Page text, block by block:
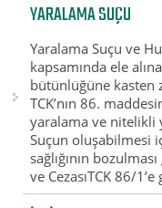
YARALAMA SUÇU
Yaralama Suçu ve
kapsamında ele
bütünlüğüne kasten
TCK’nın 86.
yaralama ve nitelikli
Suçun oluşabilmesi
sağlığının
ve CezasıTCK 86/